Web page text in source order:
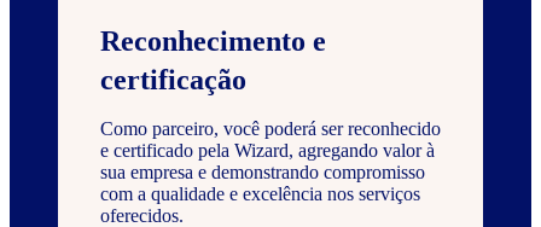
Reconhecimento e
certificação
Como parceiro, você poderá ser reconhecido
e certificado pela Wizard, agregando valor à
sua empresa e demonstrando compromisso
com a qualidade e excelência nos serviços
oferecidos.